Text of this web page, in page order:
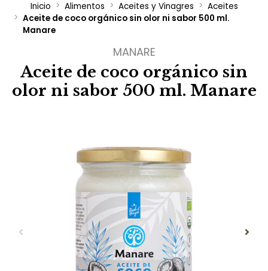
Inicio Alimentos Aceites y Vinagres
Aceites
Aceite de coco orgánico sin olor ni sabor 500 ml.
Manare
MANARE
Aceite de coco orgánico sin
olor ni sabor 500 ml. Manare